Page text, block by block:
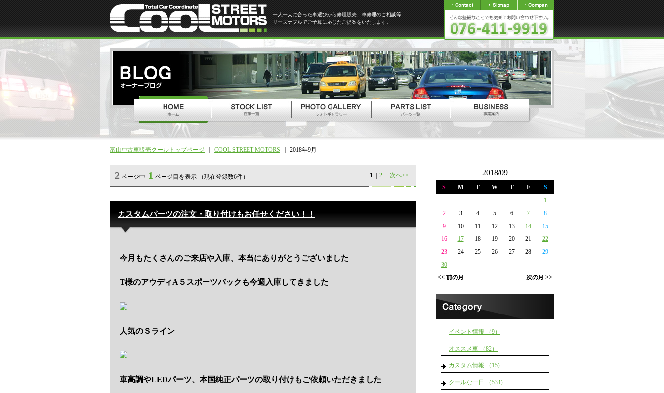
一人一人に合った車選びから修理販売、車修理のご相談等
リーズナブルでご予算に応じたご提案をいたします。
富山中古車販売クールトップページ COOL STREET MOTORS 2018年9月
2 ページ中 1 ページ目を表示 （現在登録数6件） 1 2 次へ>>
カスタムパーツの注文・取り付けもお任せください！！
今月もたくさんのご来店や入庫、本当にありがとうございました
T様のアウディA５スポーツバックも今週入庫してきました
人気のＳライン
車高調やLEDパーツ、本国純正パーツの取り付けもご依頼いただきました
2018/09
S M T W T F S
<< 前の月 次の月 >>
1
2
3 4 5 6 7
8
9
10 11 12 13 14
15
16
17 18 19 20 21
22
23
24 25 26 27 28
29
30
イベント情報 （9）
オススメ車 （82）
カスタム情報 （15）
クールな一日 （533）